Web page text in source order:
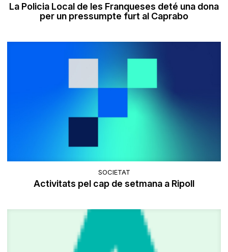
La Policia Local de les Franqueses deté una dona
per un pressumpte furt al Caprabo
SOCIETAT
Activitats pel cap de setmana a Ripoll